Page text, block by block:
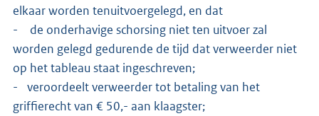
elkaar worden tenuitvoergelegd, en dat
- de onderhavige schorsing niet ten uitvoer zal
worden gelegd gedurende de tijd dat verweerder niet
op het tableau staat ingeschreven;
- veroordeelt verweerder tot betaling van het
griffierecht van € 50,- aan klaagster;